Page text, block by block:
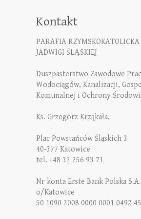
Kontakt
PARAFIA RZYMSKOKATOLICKA
JADWIGI ŚLĄSKIEJ
Duszpasterstwo Zawodowe
Wodociągów, Kanalizacji,
Komunalnej i Ochrony
Ks. Grzegorz Krząkała,
Plac Powstańców Śląskich 3
40-377 Katowice
tel. +48 32 256 93 71
Nr konta Erste Bank Polska
o/Katowice
50 1090 2008 0000 0001 0492